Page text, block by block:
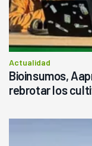
Actualidad
Bioinsumos,
rebrotar los